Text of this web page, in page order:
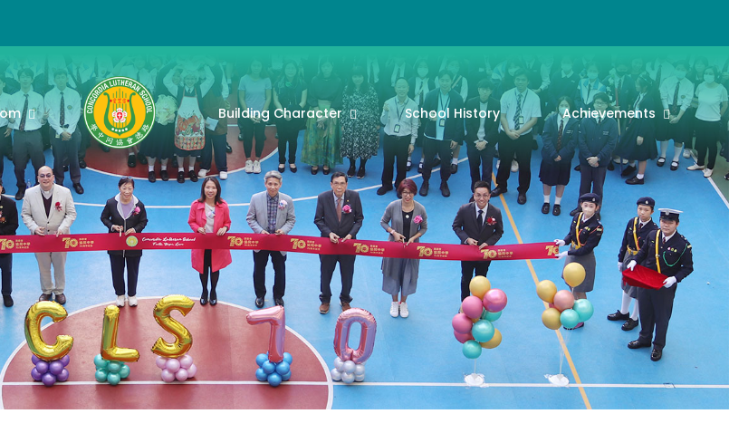
Building Character School History Achievements